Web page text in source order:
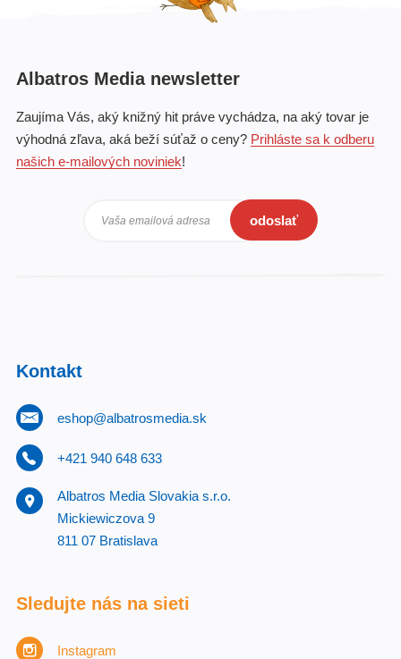
Albatros Media newsletter
Zaujíma Vás, aký knižný hit práve vychádza, na aký tovar je
výhodná zľava, aká beží súťaž o ceny? Prihláste sa k odberu
našich e-mailových noviniek!
Vaša emailová adresa odoslať
Kontakt
eshop@albatrosmedia.sk
+421 940 648 633
Albatros Media Slovakia s.r.o.
Mickiewiczova 9
811 07 Bratislava
Sledujte nás na sieti
Instagram